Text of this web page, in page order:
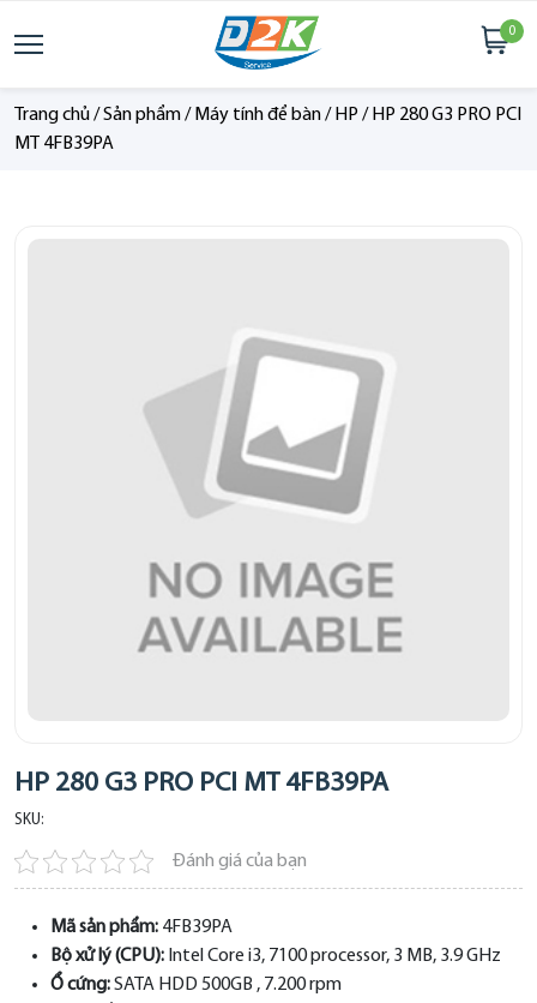
0
Trang chủ/Sản phẩm/ Máy tính để bàn/ HP / HP 280 G3 PRO PCI
MT 4FB39PA
HP 280 G3 PRO PCI MT 4FB39PA
SKU:
Đánh giá của bạn
Mã sản phẩm: 4FB39PA
Bộ xử lý (CPU): Intel Core i3, 7100 processor, 3 MB, 3.9 GHz
Ổ cứng:SATA HDD 500GB , 7.200 rpm